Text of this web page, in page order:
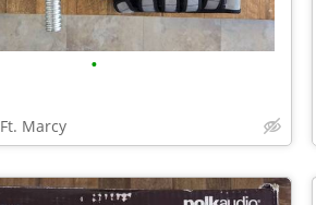
•
Ft. Marcy